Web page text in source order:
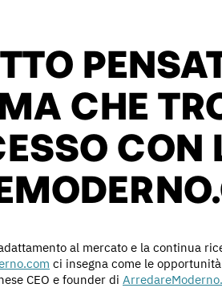
CHE
CON
al mercato e la continua
ci insegna come le
CEO e founder di